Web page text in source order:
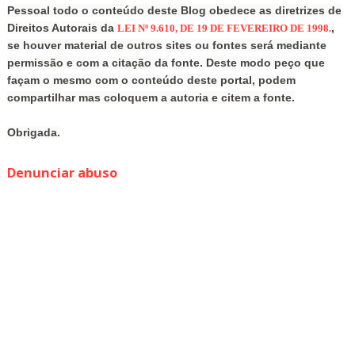
Pessoal todo o conteúdo deste Blog obedece as diretrizes de
Direitos Autorais da LEI Nº 9.610, DE 19 DE FEVEREIRO DE 1998.,
se houver material de outros sites ou fontes será mediante
permissão e com a citação da fonte. Deste modo peço que
façam o mesmo com o conteúdo deste portal, podem
compartilhar mas coloquem a autoria e citem a fonte.
Obrigada.
Denunciar abuso